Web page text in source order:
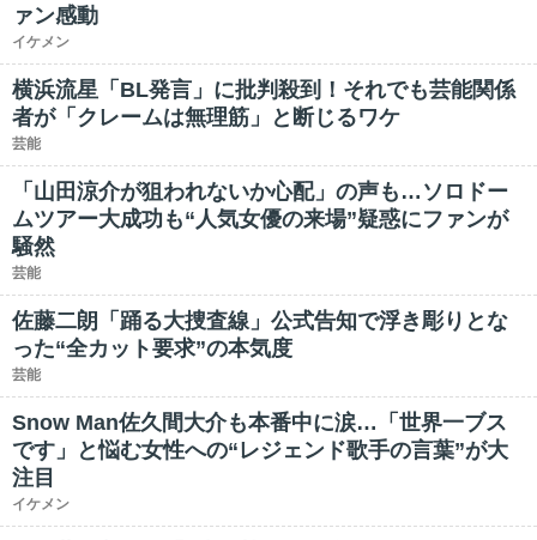
ァン感動
イケメン
横浜流星「BL発言」に批判殺到！それでも芸能関係
者が「クレームは無理筋」と断じるワケ
芸能
「山田涼介が狙われないか心配」の声も…ソロドー
ムツアー大成功も“人気女優の来場”疑惑にファンが
騒然
芸能
佐藤二朗「踊る大捜査線」公式告知で浮き彫りとな
った“全カット要求”の本気度
芸能
Snow Man佐久間大介も本番中に涙…「世界一ブス
です」と悩む女性への“レジェンド歌手の言葉”が大
注目
イケメン